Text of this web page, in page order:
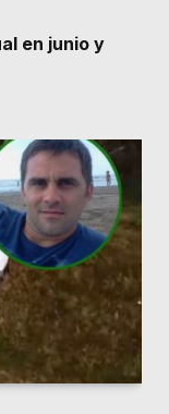
en junio y